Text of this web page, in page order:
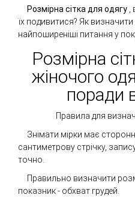
Розмірна сітка для одягу
їх подивитися? Як визначити
найпоширеніші питання у
Розмірна
жіночого
поради
Правила для
Знімати мірки має
сантиметрову стрічку,
точно.
Правильно визначити
показник - обхват грудей.